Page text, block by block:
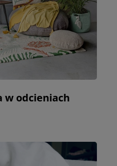
w odcieniach